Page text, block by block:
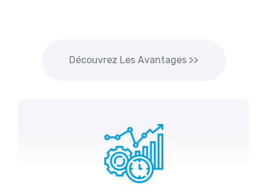
Découvrez Les Avantages >>